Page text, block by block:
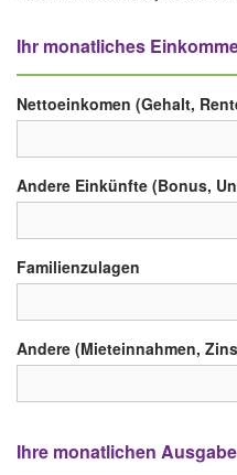
Ihr monatliches
Nettoeinkomen (Gehalt,
Andere Einkünfte (Bonus,
Familienzulagen
Andere (Mieteinnahmen,
Ihre monatlichen